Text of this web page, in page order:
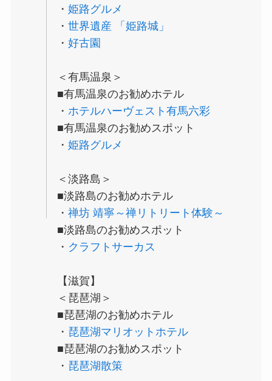
・姫路グルメ
・世界遺産 「姫路城」
・好古園
＜有馬温泉＞
■有馬温泉のお勧めホテル
・ホテルハーヴェスト有馬六彩
■有馬温泉のお勧めスポット
・姫路グルメ
＜淡路島＞
■淡路島のお勧めホテル
・禅坊 靖寧～禅リトリート体験～
■淡路島のお勧めスポット
・ クラフトサーカス
【滋賀】
＜琵琶湖＞
■琵琶湖のお勧めホテル
・ 琵琶湖マリオットホテル
■琵琶湖のお勧めスポット
・ 琵琶湖散策